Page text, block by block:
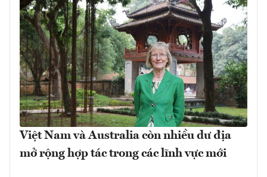
Việt Nam và Australia còn nhiều dư địa
mở rộng hợp tác trong các lĩnh vực mới